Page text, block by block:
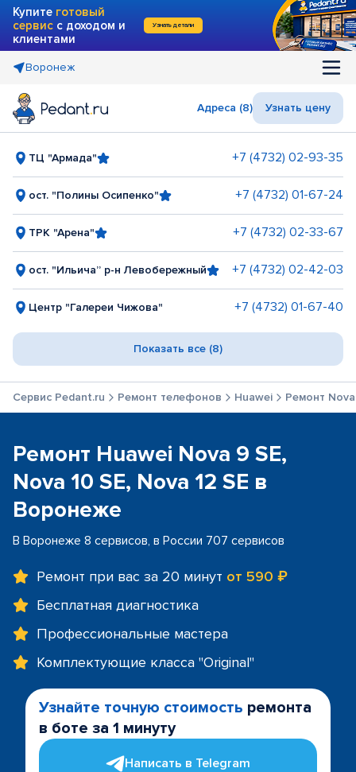
Купите готовый
сервис с доходом и
клиентами
Узнать детали
Воронеж
Адреса (8) Узнать цену
ТЦ "Армада" +7 (4732) 02-93-35
ост. "Полины Осипенко" +7 (4732) 01-67-24
ТРК "Арена" +7 (4732) 02-33-67
ост. "Ильича” р-н Левобережный +7 (4732) 02-42-03
Центр "Галереи Чижова" +7 (4732) 01-67-40
Показать все (8)
Сервис Pedant.ru Ремонт телефонов Huawei Ремонт Nova
Ремонт Huawei Nova 9 SE,
Nova 10 SE, Nova 12 SE в
Воронеже
В Воронеже 8 сервисов, в России 707 сервисов
Ремонт при вас за 20 минут от 590 ₽
Бесплатная диагностика
Профессиональные мастера
Комплектующие класса "Original"
Узнайте точную стоимость ремонта
в боте за 1 минуту
Написать в Telegram